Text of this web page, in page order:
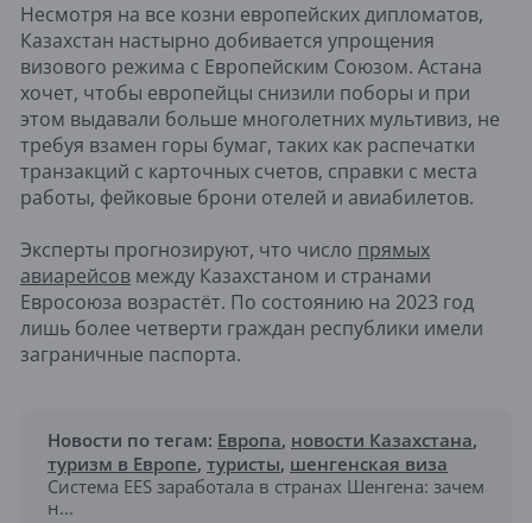
Несмотря на все козни европейских дипломатов,
Казахстан настырно добивается упрощения
визового режима с Европейским Союзом. Астана
хочет, чтобы европейцы снизили поборы и при
этом выдавали больше многолетних мультивиз, не
требуя взамен горы бумаг, таких как распечатки
транзакций с карточных счетов, справки с места
работы, фейковые брони отелей и авиабилетов.
Эксперты прогнозируют, что число прямых
авиарейсов между Казахстаном и странами
Евросоюза возрастёт. По состоянию на 2023 год
лишь более четверти граждан республики имели
заграничные паспорта.
Новости по тегам: Европа, новости Казахстана,
туризм в Европе, туристы, шенгенская виза
Система EES заработала в странах Шенгена: зачем
н...